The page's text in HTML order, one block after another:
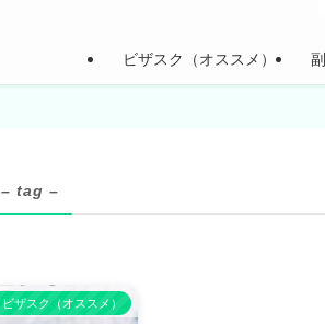
ビザスク（オススメ）
– tag –
ビザスク（オススメ）